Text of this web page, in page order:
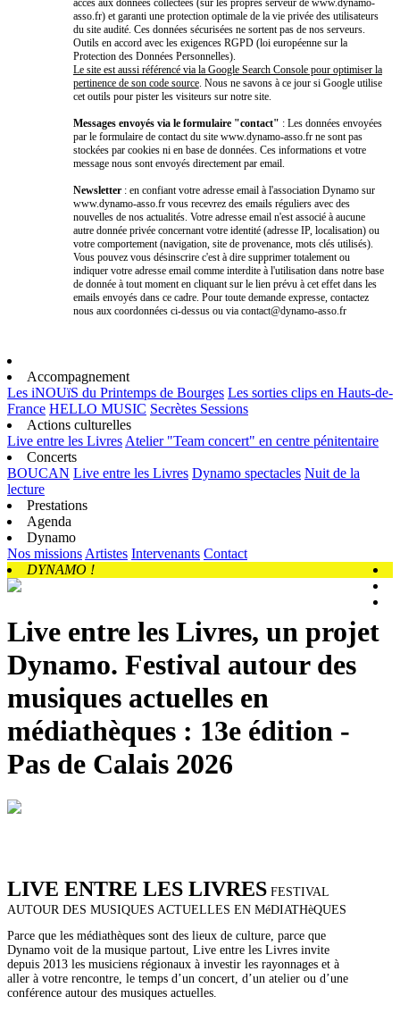
accès aux données collectées (sur les propres serveur de www.dynamo-
asso.fr) et garanti une protection optimale de la vie privée des utilisateurs
du site audité. Ces données sécurisées ne sortent pas de nos serveurs.
Outils en accord avec les exigences RGPD (loi européenne sur la
Protection des Données Personnelles).
Le site est aussi référencé via la Google Search Console pour optimiser la
pertinence de son code source. Nous ne savons à ce jour si Google utilise
cet outils pour pister les visiteurs sur notre site.
Messages envoyés via le formulaire "contact" : Les données envoyées
par le formulaire de contact du site www.dynamo-asso.fr ne sont pas
stockées par cookies ni en base de données. Ces informations et votre
message nous sont envoyés directement par email.
Newsletter : en confiant votre adresse email à l'association Dynamo sur
www.dynamo-asso.fr vous recevrez des emails réguliers avec des
nouvelles de nos actualités. Votre adresse email n'est associé à aucune
autre donnée privée concernant votre identité (adresse IP, localisation) ou
votre comportement (navigation, site de provenance, mots clés utilisés).
Vous pouvez vous désinscrire c'est à dire supprimer totalement ou
indiquer votre adresse email comme interdite à l'utilisation dans notre base
de donnée à tout moment en cliquant sur le lien prévu à cet effet dans les
emails envoyés dans ce cadre. Pour toute demande expresse, contactez
nous aux coordonnées ci-dessus ou via contact@dynamo-asso.fr
Accompagnement
Les iNOUïS du Printemps de Bourges Les sorties clips en Hauts-de-
France HELLO MUSIC Secrètes Sessions
Actions culturelles
Live entre les Livres Atelier "Team concert" en centre pénitentaire
Concerts
BOUCAN Live entre les Livres Dynamo spectacles Nuit de la
lecture
Prestations
Agenda
Dynamo
Nos missions Artistes Intervenants Contact
DYNAMO !
Live entre les Livres, un projet
Dynamo. Festival autour des
musiques actuelles en
médiathèques : 13e édition -
Pas de Calais 2026
LIVE ENTRE LES LIVRES FESTIVAL
AUTOUR DES MUSIQUES ACTUELLES EN MéDIATHèQUES
Parce que les médiathèques sont des lieux de culture, parce que
Dynamo voit de la musique partout, Live entre les Livres invite
depuis 2013 les musiciens régionaux à investir les rayonnages et à
aller à votre rencontre, le temps d’un concert, d’un atelier ou d’une
conférence autour des musiques actuelles.